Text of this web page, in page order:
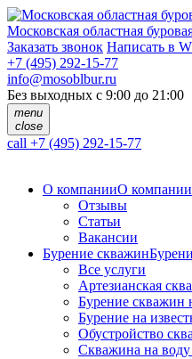
Московская областная
Заказать звонок Написать в
+7 (495) 292-15-77
info@mosoblbur.ru
Без выходных с 9:00 до 21:00
menu
close
call +7 (495) 292-15-77
О компанииО компании
Отзывы
Статьи
Вакансии
Бурение скважин
Все услуги
Артезианская
Бурение скважин
Бурение на
Обустройство
Скважина на воду